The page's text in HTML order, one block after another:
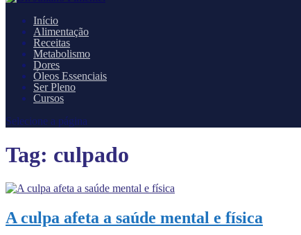
Início
Alimentação
Receitas
Metabolismo
Dores
Óleos Essenciais
Ser Pleno
Cursos
Selecione a página
Tag: culpado
A culpa afeta a saúde mental e física